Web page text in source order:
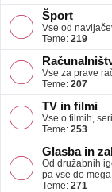
Šport
Vse od
Teme: 219
Vse za prave
Teme: 207
TV in filmi
Vse o filmih,
Teme: 253
Glasba in
Od družabnih
pa vse do
Teme: 271